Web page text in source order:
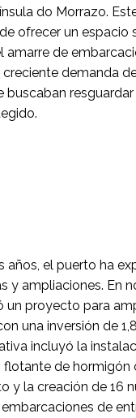
do Morrazo.
ofrecer un espacio
amarre de
demanda
buscaban
años, el puerto ha
y ampliaciones. En
un proyecto para
una inversión de
incluyó la
flotante de hormigón
y la creación de 16
de